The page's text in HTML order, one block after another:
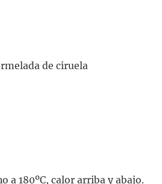
de ciruela
a 180ºC, calor arriba y abajo.